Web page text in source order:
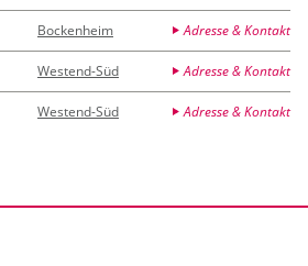
Bockenheim Adresse & Kontakt
Westend-Süd Adresse & Kontakt
Westend-Süd Adresse & Kontakt